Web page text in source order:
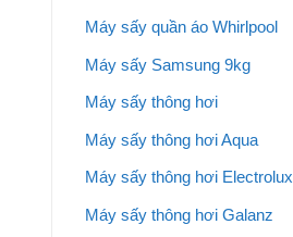
Máy sấy quần áo Whirlpool
Máy sấy Samsung 9kg
Máy sấy thông hơi
Máy sấy thông hơi Aqua
Máy sấy thông hơi Electrolux
Máy sấy thông hơi Galanz